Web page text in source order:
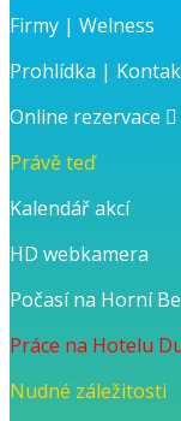
Firmy | Welness
Prohlídka |
Online rezervace
Právě teď
Kalendář akcí
HD webkamera
Počasí na Horní
Práce na Hotelu
Nudné záležitosti